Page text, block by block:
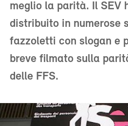
meglio la parità. Il SEV
distribuito in numerose
fazzoletti con slogan e
breve filmato sulla
delle FFS.